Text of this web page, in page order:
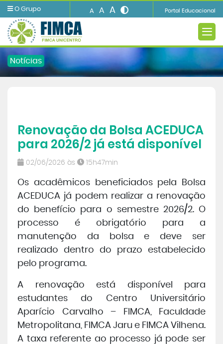
O Grupo A A A Portal Educacional
Cursos dePós e Extensão
Cursos de EAD
Ensino
Informações e Serviços
Biblioteca
Imprensa
Central de Atendimento
Notícias
Renovação da Bolsa ACEDUCA
para 2026/2 já está disponível
02/06/2026 às 15h47min
Os acadêmicos beneficiados pela Bolsa
ACEDUCA já podem realizar a renovação
do benefício para o semestre 2026/2. O
processo é obrigatório para a
manutenção da bolsa e deve ser
realizado dentro do prazo estabelecido
pelo programa.
A renovação está disponível para
estudantes do Centro Universitário
Aparício Carvalho – FIMCA, Faculdade
Metropolitana, FIMCA Jaru e FIMCA Vilhena.
A taxa referente ao processo já pode ser